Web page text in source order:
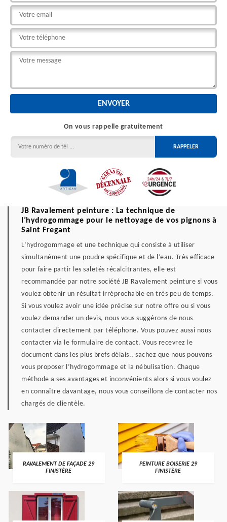
On vous rappelle gratuitement
JB Ravalement peinture : La technique de
l’hydrogommage pour le nettoyage de vos pignons à
Saint Fregant
L’hydrogommage et une technique qui consiste à utiliser
simultanément une poudre spécifique et de l’eau. Très efficace
pour faire partir les saletés récalcitrantes, elle est
recommandée par notre société JB Ravalement peinture si vous
voulez obtenir un résultat irréprochable en très peu de temps.
Si vous voulez avoir une idée précise sur notre offre ou si vous
voulez demander un devis, nous vous suggérons de nous
contacter directement par téléphone. Vous pouvez aussi nous
contacter via le formulaire de contact. Vous recevrez le
document dans les plus brefs délais., sachez que nous pouvons
vous proposer l’hydrogommage et la nébulisation. Chaque
méthode a ses avantages et inconvénients alors si vous voulez
en connaître davantage, nous vous conseillons de contacter nos
chargés de clientèle.
RAVALEMENT DE FAÇADE 29
FINISTÈRE
PEINTURE BOISERIE 29
FINISTÈRE